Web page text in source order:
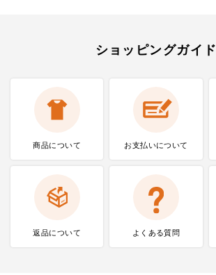
ショッピングガイド
商品について お支払いについて
返品について よくある質問